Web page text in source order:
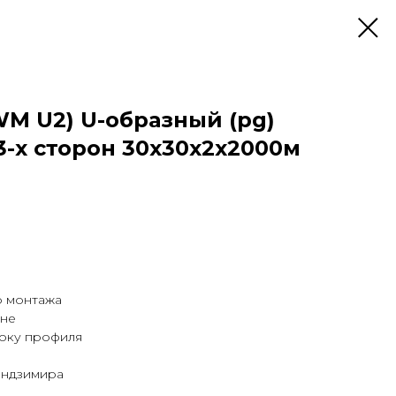
U2) U-образный (pg)
х сторон 30x30x2х2000м
монтажа
профиля